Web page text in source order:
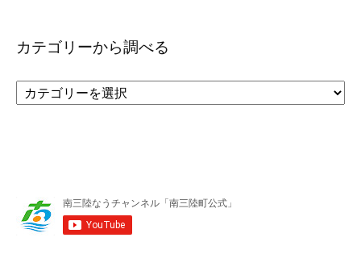
カテゴリーから調べる
カ
テ
ら
調